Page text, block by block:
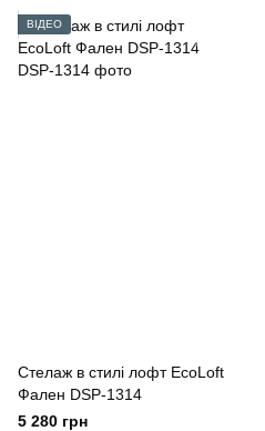
ВІДЕО
Стелаж в стилі лофт EcoLoft
Фален DSP-1314
5 280 грн